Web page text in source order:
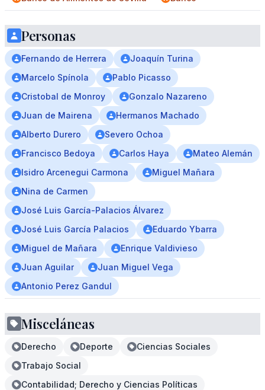
Personas
Fernando de Herrera
Joaquín Turina
Marcelo Spínola
Pablo Picasso
Cristobal de Monroy
Gonzalo Nazareno
Juan de Mairena
Hermanos Machado
Alberto Durero
Severo Ochoa
Francisco Bedoya
Carlos Haya
Mateo Alemán
Isidro Arcenegui Carmona
Miguel Mañara
Nina de Carmen
José Luis García-Palacios Álvarez
José Luis García Palacios
Eduardo Ybarra
Miguel de Mañara
Enrique Valdivieso
Juan Aguilar
Juan Miguel Vega
Antonio Perez Gandul
Misceláneas
Derecho Deporte
Ciencias Sociales
Trabajo Social
Contabilidad; Derecho y Ciencias Políticas